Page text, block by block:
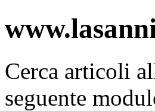
Cerca articoli
seguente